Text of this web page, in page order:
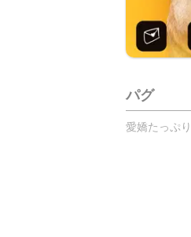
パグ
愛嬌たっぷ